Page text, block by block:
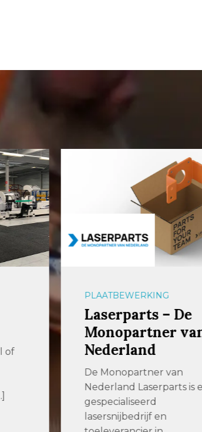
PLAATBEWERKING
Laserparts – De
Monopartner van
Nederland
De Monopartner van
Nederland Laserparts is een
gespecialiseerd
lasersnijbedrijf en